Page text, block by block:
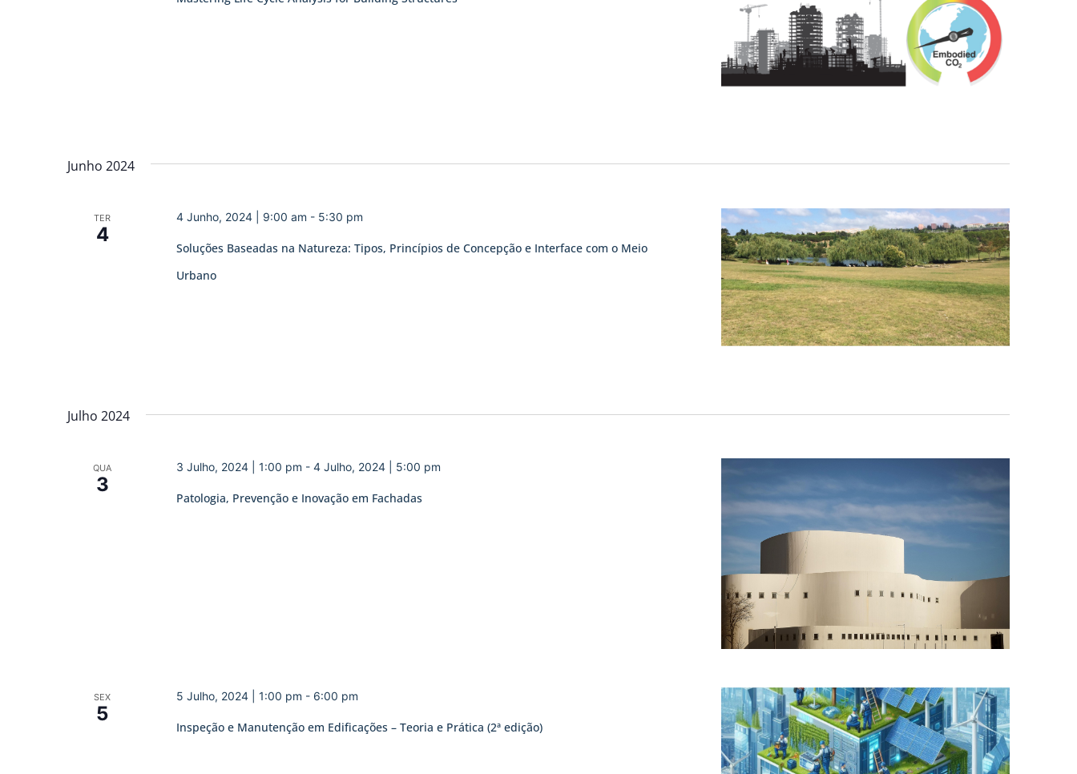
Junho 2024
TER
4
Soluções Baseadas na Natureza: Tipos, Princípios de Concepção e Interface com o Meio
Urbano
4 Junho, 2024 | 9:00 am - 5:30 pm
Julho 2024
QUA
3
Patologia, Prevenção e Inovação em Fachadas
3 Julho, 2024 | 1:00 pm - 4 Julho, 2024 | 5:00 pm
SEX
5
Inspeção e Manutenção em Edificações – Teoria e Prática (2ª edição)
5 Julho, 2024 | 1:00 pm - 6:00 pm